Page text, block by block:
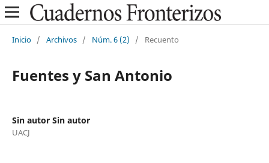
Inicio / Archivos / Núm. 6 (2) / Recuento
Fuentes y San Antonio
Sin autor Sin autor
UACJ